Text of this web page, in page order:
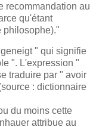
recommandation au
qu'étant
philosophe)."
" qui signifie
". L'expression "
traduire par " avoir
: dictionnaire
du moins cette
attribue au